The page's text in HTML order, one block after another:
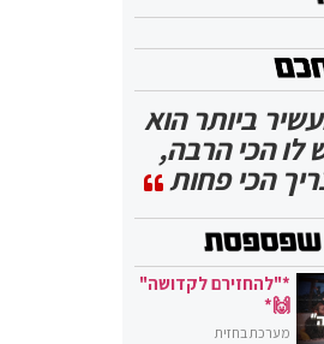
ביותר הוא
לו הכי הרבה,
הכי פחות
*"להחזירם לקדושה"
🙌*
מערכת בחזית